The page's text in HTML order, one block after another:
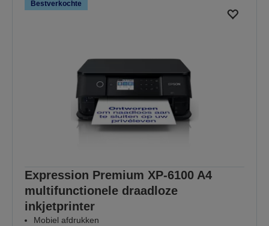
Bestverkochte
Expression Premium XP-6100 A4
multifunctionele draadloze
inkjetprinter
Mobiel afdrukken